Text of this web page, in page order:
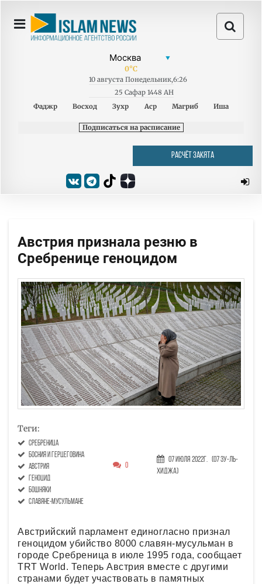
0°C
10 августа Понедельник,6:26
25 Сафар 1448 AH
Фаджр
Восход Зухр Аср Магриб Иша
Подписаться на расписание
РАСЧЁТ ЗАКЯТА
Австрия признала резню в
Сребренице геноцидом
Теги:
Сребреница
Босния и Герцеговина
австрия
геноцид
бошняки
славяне-мусульмане
0
07 Июля 2022г. (07 Зу-ль-
хиджа)
Австрийский парламент единогласно признал
геноцидом убийство 8000 славян-мусульман в
городе Сребреница в июле 1995 года, сообщает
TRT World. Теперь Австрия вместе с другими
странами будет участвовать в памятных